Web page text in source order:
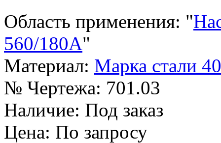
Область применения: "
560/180А"
Материал: Марка стали
№ Чертежа: 701.03
Наличие: Под заказ
Цена: По запросу